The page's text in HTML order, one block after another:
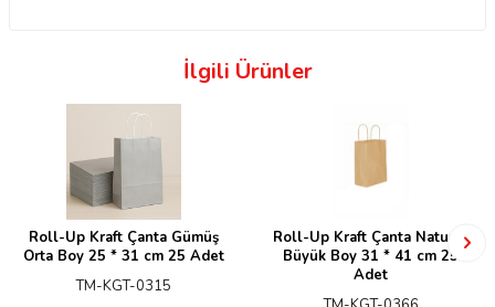
İlgili Ürünler
Roll-Up Kraft Çanta Gümüş
Orta Boy 25 * 31 cm 25 Adet
TM-KGT-0315
Roll-Up Kraft Çanta Naturel
Büyük Boy 31 * 41 cm 25
Adet